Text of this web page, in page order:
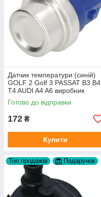
Датчик температури (синій)
GOLF 2 Golf 3 PASSAT B3 B4
T4 AUDI A4 A6 виробник
Topran Німеччина
Готово до відправки
172 ₴
Купити
Топ продажів Подарунок